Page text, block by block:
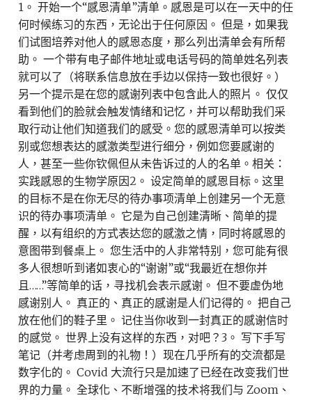
1。 开始一个“感恩清单”清单。感恩是可以在一天中的任
何时候练习的东西，无论出于任何原因。 但是，如果我
们试图培养对他人的感恩态度，那么列出清单会有所帮
助。 一个带有电子邮件地址或电话号码的简单姓名列表
就可以了（将联系信息放在手边以保持一致也很好。）
另一个提示是在您的感谢列表中包含此人的照片。 仅仅
看到他们的脸就会触发情绪和记忆，并可以帮助我们采
取行动让他们知道我们的感受。您的感恩清单可以按类
别或您想表达的感激类型进行细分，例如您要感谢的
人，甚至一些你钦佩但从未告诉过的人的名单。相关：
实践感恩的生物学原因2。 设定简单的感恩目标。这里
的目标不是在你无尽的待办事项清单上创建另一个无意
识的待办事项清单。 它是为自己创建清晰、简单的提
醒，以有组织的方式表达您的感激之情，同时将感恩的
意图带到餐桌上。 您生活中的人非常特别，您可能有很
多人很想听到诸如衷心的“谢谢”或“我最近在想你并
且……”等简单的话，寻找机会表示感谢。 但不要虚伪地
感谢别人。 真正的、真正的感谢是人们记得的。 把自己
放在他们的鞋子里。 记住当你收到一封真正的感谢信时
的感觉。 世界上没有这样的东西，对吧？3。 写下手写
笔记（并考虑周到的礼物！）现在几乎所有的交流都是
数字化的。 Covid 大流行只是加速了已经在改变我们世
界的力量。 全球化、不断增强的技术将我们与 Zoom、